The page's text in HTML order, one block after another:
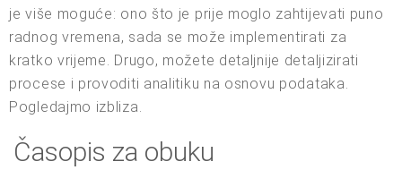
je više moguće: ono što je prije moglo zahtijevati puno
radnog vremena, sada se može implementirati za
kratko vrijeme. Drugo, možete detaljnije detaljizirati
procese i provoditi analitiku na osnovu podataka.
Pogledajmo izbliza.
Časopis za obuku